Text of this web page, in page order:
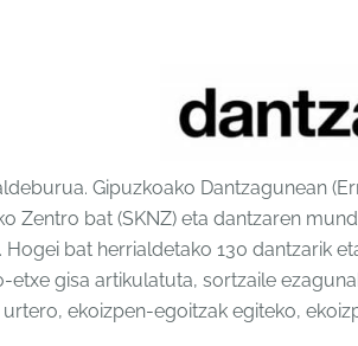
Gipuzkoako Dantzagunean
Zentro bat (SKNZ) eta dantzaren
bat herrialdetako 130 dantzarik
gisa artikulatuta, sortzaile
ekoizpen-egoitzak egiteko,